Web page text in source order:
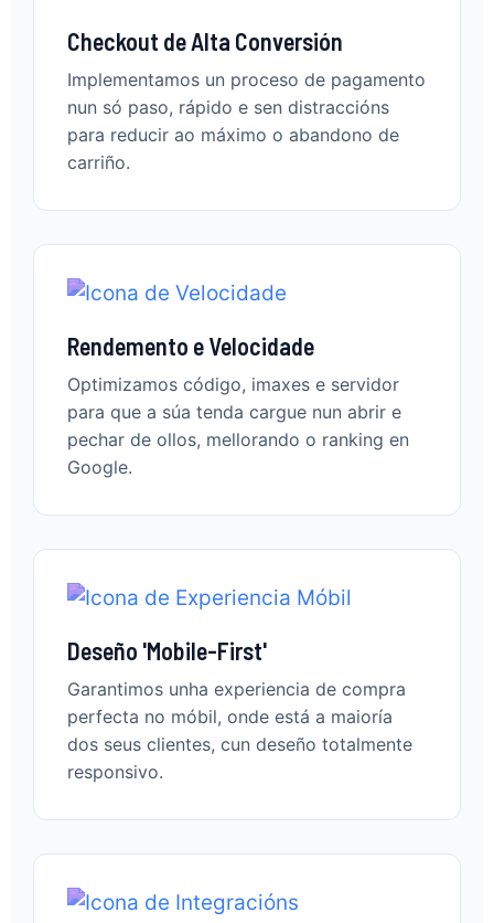
Checkout de Alta Conversión
Implementamos un proceso de pagamento
nun só paso, rápido e sen distraccións
para reducir ao máximo o abandono de
carriño.
Rendemento e Velocidade
Optimizamos código, imaxes e servidor
para que a súa tenda cargue nun abrir e
pechar de ollos, mellorando o ranking en
Google.
Deseño 'Mobile-First'
Garantimos unha experiencia de compra
perfecta no móbil, onde está a maioría
dos seus clientes, cun deseño totalmente
responsivo.